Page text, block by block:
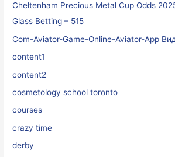
Cheltenham Precious Metal Cup Odds
Glass Betting – 515
Com-Aviator-Game-Online-Aviator-App
content1
content2
cosmetology school toronto
courses
crazy time
derby